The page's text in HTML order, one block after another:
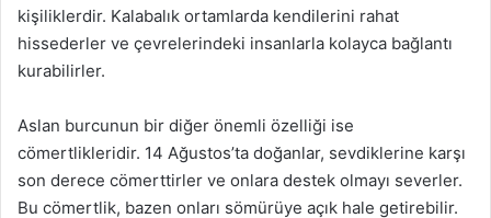
kişiliklerdir. Kalabalık ortamlarda kendilerini rahat
hissederler ve çevrelerindeki insanlarla kolayca bağlantı
kurabilirler.
Aslan burcunun bir diğer önemli özelliği ise
cömertlikleridir. 14 Ağustos’ta doğanlar, sevdiklerine karşı
son derece cömerttirler ve onlara destek olmayı severler.
Bu cömertlik, bazen onları sömürüye açık hale getirebilir.